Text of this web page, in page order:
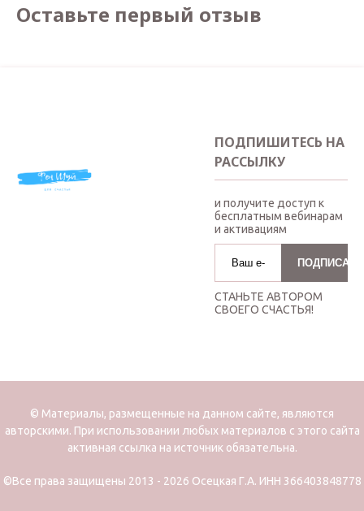
Оставьте первый отзыв
ПОДПИШИТЕСЬ НА
РАССЫЛКУ
и получите доступ к
бесплатным вебинарам
и активациям
СТАНЬТЕ АВТОРОМ
СВОЕГО СЧАСТЬЯ!
© Материалы, размещенные на данном сайте, являются
авторскими. При использовании любых материалов с этого сайта
активная ссылка на источник обязательна.
©Все права защищены 2013 - 2026 Осецкая Г.А. ИНН 366403848778